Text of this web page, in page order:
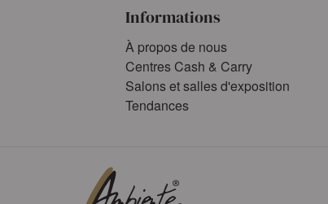
Informations
À propos de nous
Centres Cash & Carry
Salons et salles d'exposition
Tendances